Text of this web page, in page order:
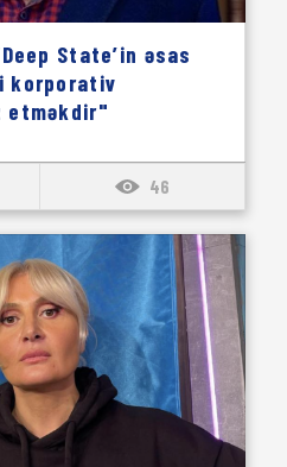
State’in əsas
korporativ
etməkdir"
46